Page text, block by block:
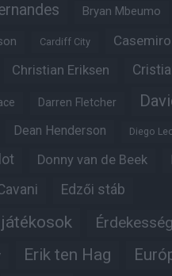
Bryan Mbeumo
Cardiff City Casemiro
Christian Eriksen
Darren Fletcher
Dean Henderson Diego
Donny van de Beek
Edzői stáb
Erik ten Hag